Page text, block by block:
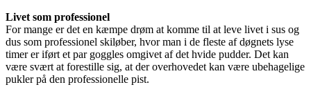
Livet som professionel
For mange er det en kæmpe drøm at komme til at leve livet i sus og
dus som professionel skiløber, hvor man i de fleste af døgnets lyse
timer er iført et par goggles omgivet af det hvide pudder. Det kan
være svært at forestille sig, at der overhovedet kan være ubehagelige
pukler på den professionelle pist.